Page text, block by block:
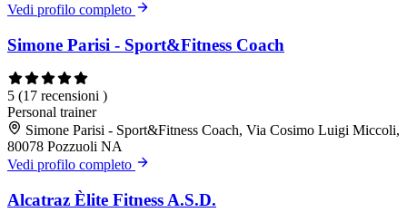
Vedi profilo completo
Simone Parisi - Sport&Fitness Coach
5 (17 recensioni )
Personal trainer
Simone Parisi - Sport&Fitness Coach, Via Cosimo Luigi Miccoli,
80078 Pozzuoli NA
Vedi profilo completo
Alcatraz Èlite Fitness A.S.D.